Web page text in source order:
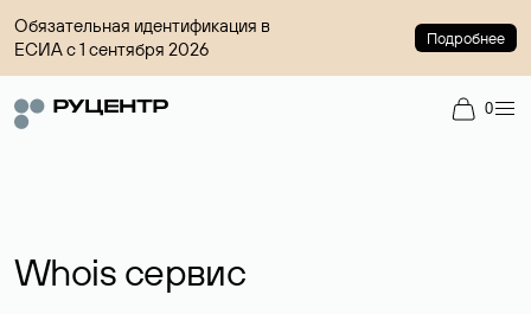
Обязательная идентификация в
ЕСИА с 1 сентября 2026
Подробнее
0
Whois сервис